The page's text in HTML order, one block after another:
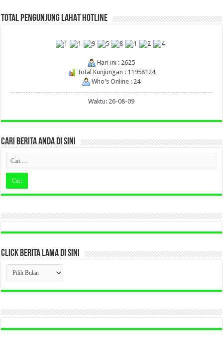
TOTAL PENGUNJUNG LAHAT HOTLINE
Hari ini : 2625
Total Kunjungan : 11958124
Who's Online : 24
Waktu: 26-08-09
CARI BERITA ANDA DI SINI
CLICK BERITA LAMA DI SINI
CLICK
BERITA
LAMA
DI